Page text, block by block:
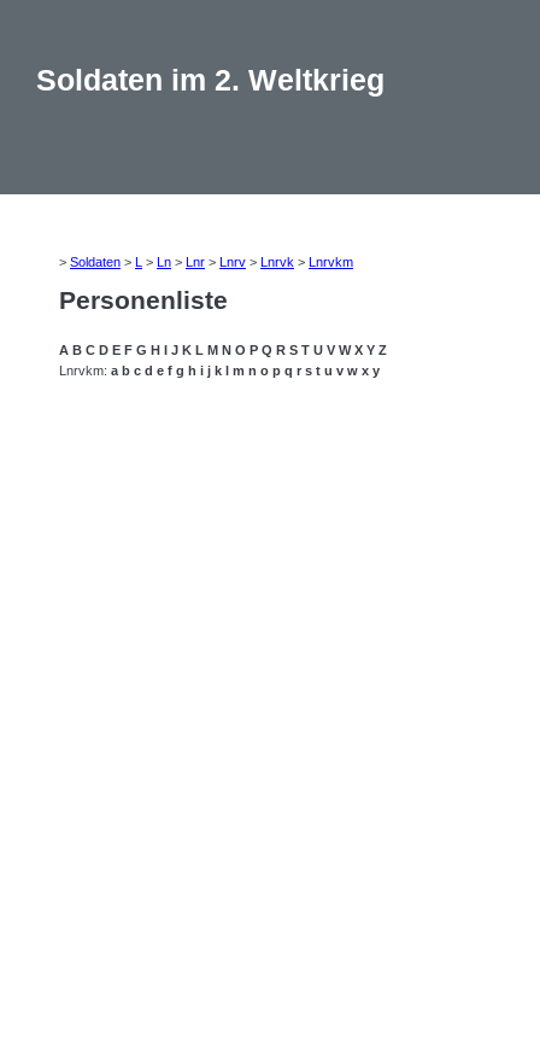
Soldaten im 2. Weltkrieg
> Soldaten > L > Ln > Lnr > Lnrv > Lnrvk > Lnrvkm
Personenliste
A B C D E F G H I J K L M N O P Q R S T U V W X Y Z
Lnrvkm: a b c d e f g h i j k l m n o p q r s t u v w x y